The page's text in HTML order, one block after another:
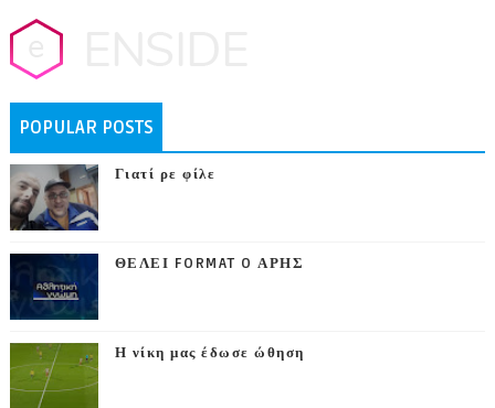
POPULAR POSTS
Γιατί ρε φίλε
ΘΕΛΕΙ FORMAT O ΑΡΗΣ
Η νίκη μας έδωσε ώθηση